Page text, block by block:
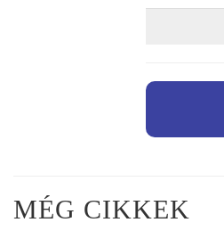
MÉG CIKKEK